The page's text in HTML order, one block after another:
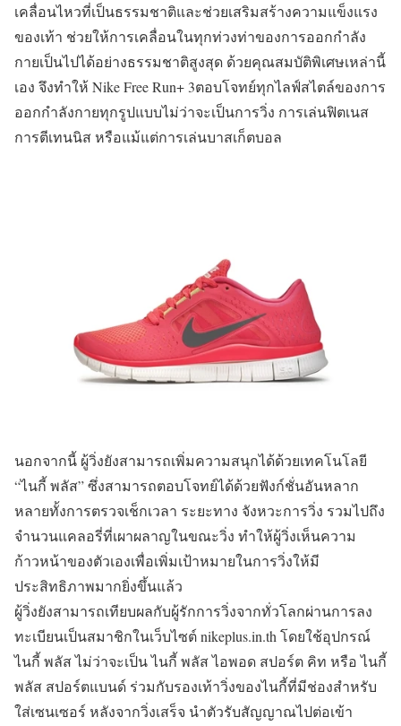
เคลื่อนไหวที่เป็นธรรมชาติและช่วยเสริมสร้างความแข็งแรง
ของเท้า ช่วยให้การเคลื่อนในทุกท่วงท่าของการออกกำลัง
กายเป็นไปได้อย่างธรรมชาติสูงสุด ด้วยคุณสมบัติพิเศษเหล่านี้
เอง จึงทำให้ Nike Free Run+ 3ตอบโจทย์ทุกไลฟ์สไตล์ของการ
ออกกำลังกายทุกรูปแบบไม่ว่าจะเป็นการวิ่ง การเล่นฟิตเนส
การตีเทนนิส หรือแม้แต่การเล่นบาสเก็ตบอล
นอกจากนี้ ผู้วิ่งยังสามารถเพิ่มความสนุกได้ด้วยเทคโนโลยี
“ไนกี้ พลัส” ซึ่งสามารถตอบโจทย์ได้ด้วยฟังก์ชั่นอันหลาก
หลายทั้งการตรวจเช็กเวลา ระยะทาง จังหวะการวิ่ง รวมไปถึง
จำนวนแคลอรี่ที่เผาผลาญในขณะวิ่ง ทำให้ผู้วิ่งเห็นความ
ก้าวหน้าของตัวเองเพื่อเพิ่มเป้าหมายในการวิ่งให้มี
ประสิทธิภาพมากยิ่งขึ้นแล้ว
ผู้วิ่งยังสามารถเทียบผลกับผู้รักการวิ่งจากทั่วโลกผ่านการลง
ทะเบียนเป็นสมาชิกในเว็บไซต์ nikeplus.in.th โดยใช้อุปกรณ์
ไนกี้ พลัส ไม่ว่าจะเป็น ไนกี้ พลัส ไอพอด สปอร์ต คิท หรือ ไนกี้
พลัส สปอร์ตแบนด์ ร่วมกับรองเท้าวิ่งของไนกี้ที่มีช่องสำหรับ
ใส่เซนเซอร์ หลังจากวิ่งเสร็จ นำตัวรับสัญญาณไปต่อเข้า